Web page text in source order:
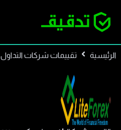
الرئيسية تقييمات شركات التداول